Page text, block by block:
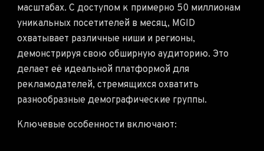
масштабах. С доступом к примерно 50 миллионам
уникальных посетителей в месяц, MGID
охватывает различные ниши и регионы,
демонстрируя свою обширную аудиторию. Это
делает её идеальной платформой для
рекламодателей, стремящихся охватить
разнообразные демографические группы.
Ключевые особенности включают: